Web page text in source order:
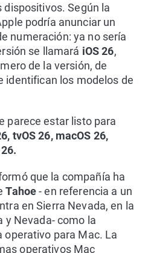
Según la
podría anunciar un
numeración: ya no sería
se llamará iOS 26,
de la versión, de
identifican los modelos de
parece estar listo para
tvOS 26, macOS 26,
que la compañía ha
Tahoe- en referencia a un
en Sierra Nevada, en la
y Nevada- como la
operativo para Mac. La
operativos Mac